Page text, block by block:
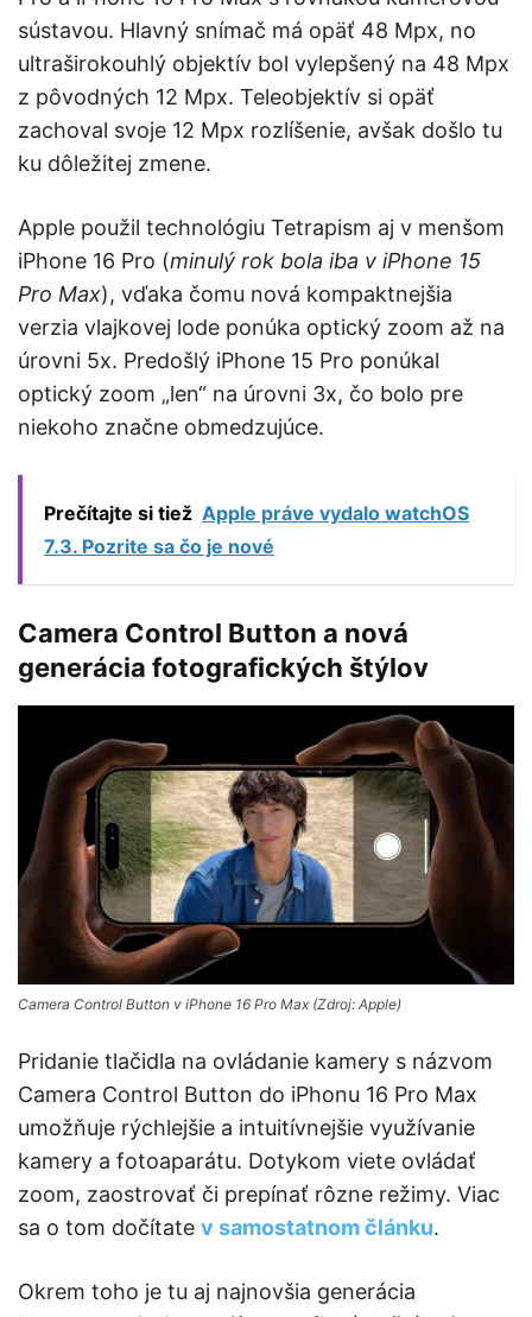
sústavou. Hlavný snímač má opäť 48 Mpx, no
ultraširokouhlý objektív bol vylepšený na 48 Mpx
z pôvodných 12 Mpx. Teleobjektív si opäť
zachoval svoje 12 Mpx rozlíšenie, avšak došlo tu
ku dôležitej zmene.
Apple použil technológiu Tetrapism aj v menšom
iPhone 16 Pro (minulý rok bola iba v iPhone 15
Pro Max), vďaka čomu nová kompaktnejšia
verzia vlajkovej lode ponúka optický zoom až na
úrovni 5x. Predošlý iPhone 15 Pro ponúkal
optický zoom „len“ na úrovni 3x, čo bolo pre
niekoho značne obmedzujúce.
Prečítajte si tiež Apple práve vydalo watchOS
7.3. Pozrite sa čo je nové
Camera Control Button a nová
generácia fotografických štýlov
Camera Control Button v iPhone 16 Pro Max (Zdroj: Apple)
Pridanie tlačidla na ovládanie kamery s názvom
Camera Control Button do iPhonu 16 Pro Max
umožňuje rýchlejšie a intuitívnejšie využívanie
kamery a fotoaparátu. Dotykom viete ovládať
zoom, zaostrovať či prepínať rôzne režimy. Viac
sa o tom dočítate v samostatnom článku.
Okrem toho je tu aj najnovšia generácia